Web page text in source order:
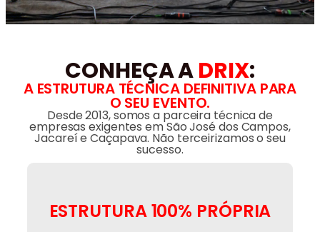
CONHEÇA ADRIX:
A ESTRUTURA TÉCNICA DEFINITIVA PARA
O SEU EVENTO.
Desde 2013, somos a parceira técnica de
empresas exigentes em São José dos Campos,
Jacareí e Caçapava. Não terceirizamos o seu
sucesso.
ESTRUTURA 100% PRÓPRIA